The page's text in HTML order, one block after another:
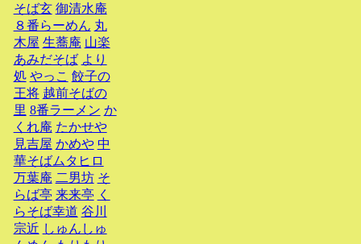
そば玄 御清水庵
８番らーめん 丸
木屋 生蕎庵 山楽
あみだそば より
処 やっこ 餃子の
王将 越前そばの
里 8番ラーメン か
くれ庵 たかせや
見吉屋 かめや 中
華そばムタヒロ
万葉庵 二男坊 そ
らば亭 来来亭 く
らそば幸道 谷川
宗近 しゅんしゅ